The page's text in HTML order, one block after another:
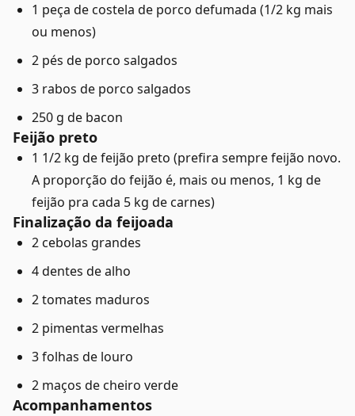
1 peça de costela de porco defumada (1/2 kg mais
ou menos)
2 pés de porco salgados
3 rabos de porco salgados
250 g de bacon
Feijão preto
1 1/2 kg de feijão preto (prefira sempre feijão novo.
A proporção do feijão é, mais ou menos, 1 kg de
feijão pra cada 5 kg de carnes)
Finalização da feijoada
2 cebolas grandes
4 dentes de alho
2 tomates maduros
2 pimentas vermelhas
3 folhas de louro
2 maços de cheiro verde
Acompanhamentos